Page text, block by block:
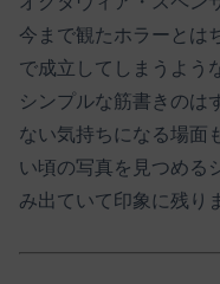
今まで観たホラーとは
で成立してしまうよう
シンプルな筋書きのは
ない気持ちになる場面
い頃の写真を見つめる
み出ていて印象に残り